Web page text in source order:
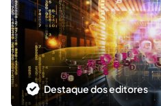
Destaque dos editores